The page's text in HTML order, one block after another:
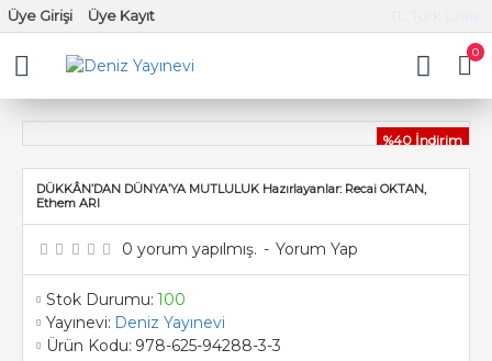
Üye Girişi Üye Kayıt
0
%40 İndirim
DÜKKÂN’DAN DÜNYA’YA MUTLULUK Hazırlayanlar: Recai OKTAN,
Ethem ARI
Stok Durumu: 100
Yayınevi: Deniz Yayınevi
Ürün Kodu: 978-625-94288-3-3
0 yorum yapılmış. - Yorum Yap